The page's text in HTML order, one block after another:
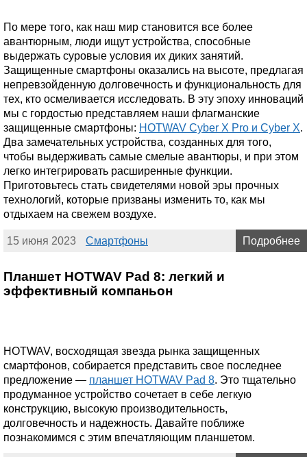
По мере того, как наш мир становится все более
авантюрным, люди ищут устройства, способные
выдержать суровые условия их диких занятий.
Защищенные смартфоны оказались на высоте, предлагая
непревзойденную долговечность и функциональность для
тех, кто осмеливается исследовать. В эту эпоху инноваций
мы с гордостью представляем наши флагманские
защищенные смартфоны: HOTWAV Cyber X Pro и Cyber X.
Два замечательных устройства, созданных для того,
чтобы выдерживать самые смелые авантюры, и при этом
легко интегрировать расширенные функции.
Приготовьтесь стать свидетелями новой эры прочных
технологий, которые призваны изменить то, как мы
отдыхаем на свежем воздухе.
15 июня 2023 Смартфоны Подробнее
Планшет HOTWAV Pad 8: легкий и
эффективный компаньон
HOTWAV, восходящая звезда рынка защищенных
смартфонов, собирается представить свое последнее
предложение — планшет HOTWAV Pad 8. Это тщательно
продуманное устройство сочетает в себе легкую
конструкцию, высокую производительность,
долговечность и надежность. Давайте поближе
познакомимся с этим впечатляющим планшетом.